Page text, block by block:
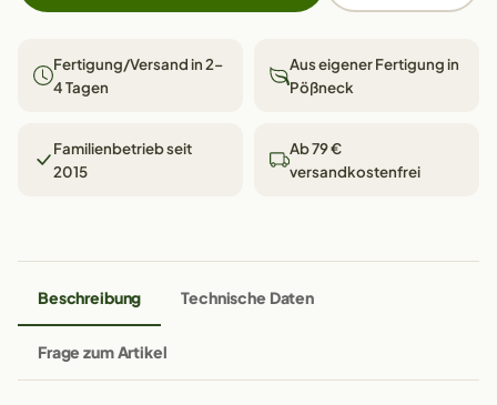
Fertigung/Versand in 2–
4 Tagen
Aus eigener Fertigung in
Pößneck
Familienbetrieb seit
2015
Ab 79 €
versandkostenfrei
Beschreibung Technische Daten
Frage zum Artikel